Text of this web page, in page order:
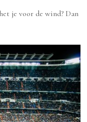
je voor de wind? Dan